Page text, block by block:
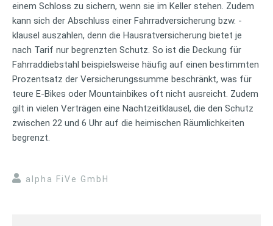
einem Schloss zu sichern, wenn sie im Keller stehen. Zudem
kann sich der Abschluss einer Fahrradversicherung bzw. -
klausel auszahlen, denn die Hausratversicherung bietet je
nach Tarif nur begrenzten Schutz. So ist die Deckung für
Fahrraddiebstahl beispielsweise häufig auf einen bestimmten
Prozentsatz der Versicherungssumme beschränkt, was für
teure E-Bikes oder Mountainbikes oft nicht ausreicht. Zudem
gilt in vielen Verträgen eine Nachtzeitklausel, die den Schutz
zwischen 22 und 6 Uhr auf die heimischen Räumlichkeiten
begrenzt.
alpha FiVe GmbH